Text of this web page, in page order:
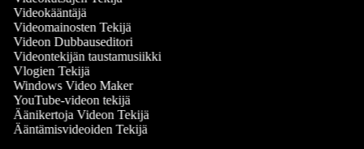
Videokääntäjä
Videomainosten Tekijä
Videon Dubbauseditori
Videontekijän taustamusiikki
Vlogien Tekijä
Windows Video Maker
YouTube-videon tekijä
Äänikertoja Videon Tekijä
Ääntämisvideoiden Tekijä